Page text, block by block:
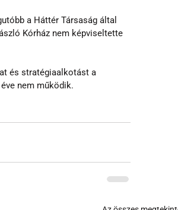
a Háttér Társaság által
Kórház nem képviseltette
és stratégiaalkotást a
nem működik.